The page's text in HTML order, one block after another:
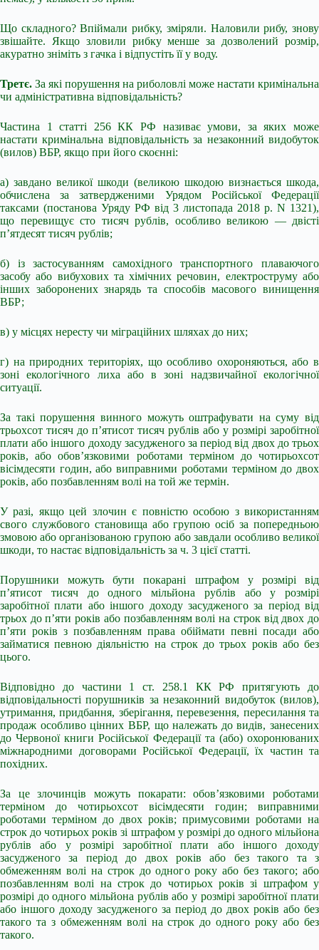
Що складного? Впіймали рибку, зміряли. Наловили рибу, знову
звішайте. Якщо зловили рибку менше за дозволений розмір,
акуратно зніміть з гачка і відпустіть її у воду.
Третє. За які порушення на риболовлі може настати кримінальна
чи адміністративна відповідальність?
Частина 1 статті 256 КК РФ називає умови, за яких може
настати кримінальна відповідальність за незаконний видобуток
(вилов) ВБР, якщо при його скоєнні:
а) завдано великої шкоди (великою шкодою визнається шкода,
обчислена за затвердженими Урядом Російської Федерації
таксами (постанова Уряду РФ від 3 листопада 2018 р. N 1321),
що перевищує сто тисяч рублів, особливо великою — двісті
п’ятдесят тисяч рублів;
б) із застосуванням самохідного транспортного плаваючого
засобу або вибухових та хімічних речовин, електроструму або
інших заборонених знарядь та способів масового винищення
ВБР;
в) у місцях нересту чи міграційних шляхах до них;
г) на природних територіях, що особливо охороняються, або в
зоні екологічного лиха або в зоні надзвичайної екологічної
ситуації.
За такі порушення винного можуть оштрафувати на суму від
трьохсот тисяч до п’ятисот тисяч рублів або у розмірі заробітної
плати або іншого доходу засудженого за період від двох до трьох
років, або обов’язковими роботами терміном до чотирьохсот
вісімдесяти годин, або виправними роботами терміном до двох
років, або позбавленням волі на той же термін.
У разі, якщо цей злочин є повністю особою з використанням
свого службового становища або групою осіб за попередньою
змовою або організованою групою або завдали особливо великої
шкоди, то настає відповідальність за ч. 3 цієї статті.
Порушники можуть бути покарані штрафом у розмірі від
п’ятисот тисяч до одного мільйона рублів або у розмірі
заробітної плати або іншого доходу засудженого за період від
трьох до п’яти років або позбавленням волі на строк від двох до
п’яти років з позбавленням права обіймати певні посади або
займатися певною діяльністю на строк до трьох років або без
цього.
Відповідно до частини 1 ст. 258.1 КК РФ притягують до
відповідальності порушників за незаконний видобуток (вилов),
утримання, придбання, зберігання, перевезення, пересилання та
продаж особливо цінних ВБР, що належать до видів, занесених
до Червоної книги Російської Федерації та (або) охоронюваних
міжнародними договорами Російської Федерації, їх частин та
похідних.
За це злочинців можуть покарати: обов’язковими роботами
терміном до чотирьохсот вісімдесяти годин; виправними
роботами терміном до двох років; примусовими роботами на
строк до чотирьох років зі штрафом у розмірі до одного мільйона
рублів або у розмірі заробітної плати або іншого доходу
засудженого за період до двох років або без такого та з
обмеженням волі на строк до одного року або без такого; або
позбавленням волі на строк до чотирьох років зі штрафом у
розмірі до одного мільйона рублів або у розмірі заробітної плати
або іншого доходу засудженого за період до двох років або без
такого та з обмеженням волі на строк до одного року або без
такого.